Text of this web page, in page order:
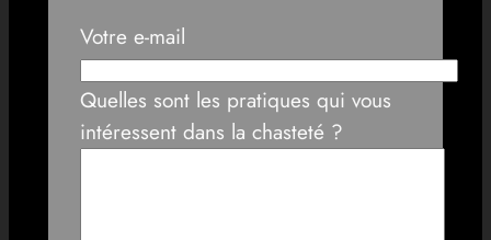
Votre e-mail
Quelles sont les pratiques qui vous
intéressent dans la chasteté ?